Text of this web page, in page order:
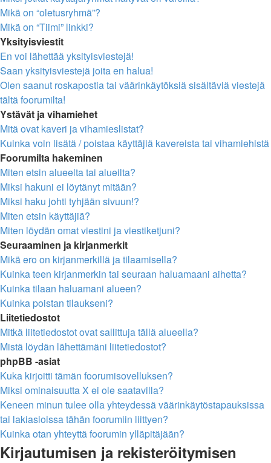
Mikä on “oletusryhmä”?
Mikä on “Tiimi” linkki?
Yksityisviestit
En voi lähettää yksityisviestejä!
Saan yksityisviestejä joita en halua!
Olen saanut roskapostia tai väärinkäytöksiä sisältäviä viestejä
tältä foorumilta!
Ystävät ja vihamiehet
Mitä ovat kaveri ja vihamieslistat?
Kuinka voin lisätä / poistaa käyttäjiä kavereista tai vihamiehistä
Foorumilta hakeminen
Miten etsin alueelta tai alueilta?
Miksi hakuni ei löytänyt mitään?
Miksi haku johti tyhjään sivuun!?
Miten etsin käyttäjiä?
Miten löydän omat viestini ja viestiketjuni?
Seuraaminen ja kirjanmerkit
Mikä ero on kirjanmerkillä ja tilaamisella?
Kuinka teen kirjanmerkin tai seuraan haluamaani aihetta?
Kuinka tilaan haluamani alueen?
Kuinka poistan tilaukseni?
Liitetiedostot
Mitkä liitetiedostot ovat sallittuja tällä alueella?
Mistä löydän lähettämäni liitetiedostot?
phpBB -asiat
Kuka kirjoitti tämän foorumisovelluksen?
Miksi ominaisuutta X ei ole saatavilla?
Keneen minun tulee olla yhteydessä väärinkäytöstapauksissa
tai lakiasioissa tähän foorumiin liittyen?
Kuinka otan yhteyttä foorumin ylläpitäjään?
Kirjautumisen ja rekisteröitymisen